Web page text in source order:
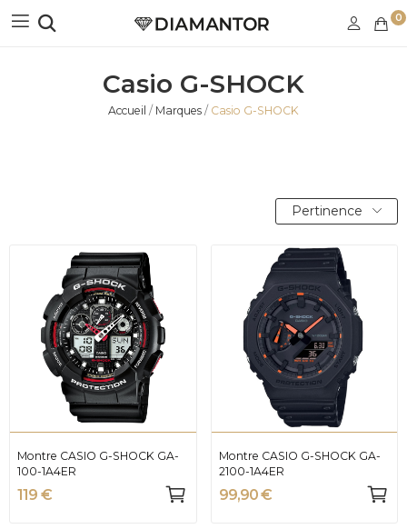
0
Casio G-SHOCK
Accueil Marques Casio G-SHOCK
Pertinence
Montre CASIO G-SHOCK GA-
100-1A4ER
119 €
Montre CASIO G-SHOCK GA-
2100-1A4ER
99,90 €